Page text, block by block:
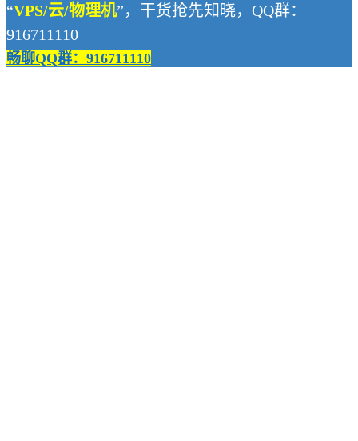
“VPS/云/物理机”，干货抢先知晓，QQ群：
916711110
畅聊QQ群：916711110